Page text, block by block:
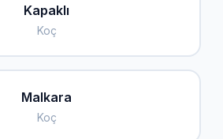
Kapaklı
Koç
Malkara
Koç